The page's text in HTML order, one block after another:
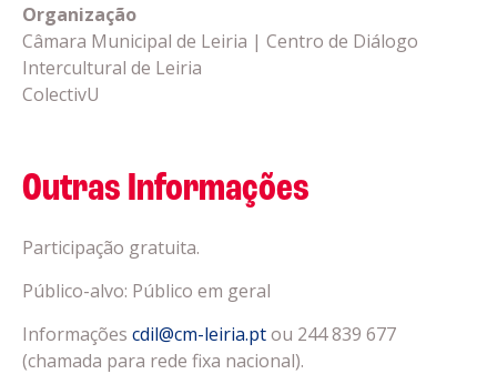
Organização
Câmara Municipal de Leiria | Centro de Diálogo
Intercultural de Leiria
ColectivU
Outras Informações
Participação gratuita.
Público-alvo: Público em geral
Informações cdil@cm-leiria.ptou 244 839 677
(chamada para rede fixa nacional).